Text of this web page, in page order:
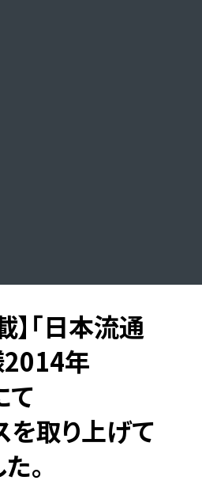
「日本流通
2014年
て
を取り上げて
。